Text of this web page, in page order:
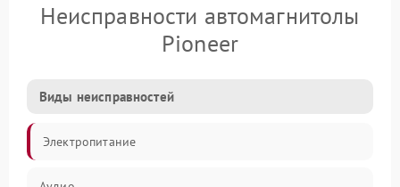
Неисправности автомагнитолы
Pioneer
Виды неисправностей
Электропитание